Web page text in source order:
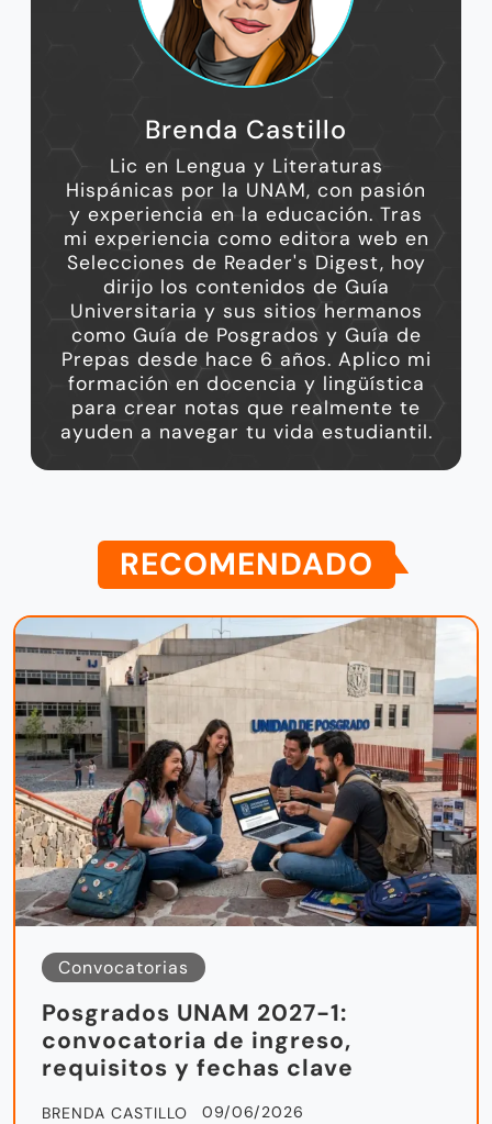
Brenda Castillo
Lic en Lengua y Literaturas
Hispánicas por la UNAM, con pasión
y experiencia en la educación. Tras
mi experiencia como editora web en
Selecciones de Reader's Digest, hoy
dirijo los contenidos de Guía
Universitaria y sus sitios hermanos
como Guía de Posgrados y Guía de
Prepas desde hace 6 años. Aplico mi
formación en docencia y lingüística
para crear notas que realmente te
ayuden a navegar tu vida estudiantil.
RECOMENDADO
Convocatorias
Posgrados UNAM 2027-1:
convocatoria de ingreso,
requisitos y fechas clave
BRENDA CASTILLO 09/06/2026